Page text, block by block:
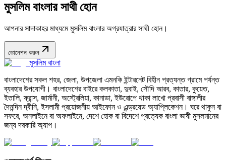
মুসলিম বাংলার সাথী হোন
আপনার সাদাকাহর মাধ্যমে মুসলিম বাংলার অগ্রযাত্রার সাথী হোন।
ডোনেশন করুন
মুসলিম বাংলা
বাংলাদেশের সকল শহর, জেলা, উপজেলা এমনকি ইন্টারনেট বিহীন প্রত্যন্ত গ্রামে পর্যন্ত
ব্যবহার উপযোগী। বাংলাদেশের বাইরে কলকাতা, দুবাই, সৌদি আরব, কাতার, কুয়েত,
ইতালি, ফ্রান্স, জার্মানী, অস্ট্রেলিয়া, কানাডা, ইউরোপে থাকা লাখো প্রবাসী বাঙ্গালীর
দৈনন্দিন দ্বীনি, ইসলামী প্রয়োজনীয় আইফোন ও এন্ড্রয়েড অ্যাপ্লিকেশন। ঘরে থাকুন বা
সফরে, অনলাইনে বা অফলাইনে, দেশে হোক বা বিদেশে প্রত্যেক বাংলা ভাষী মুসলমানের
জন্য দরকারি অ্যাপ।